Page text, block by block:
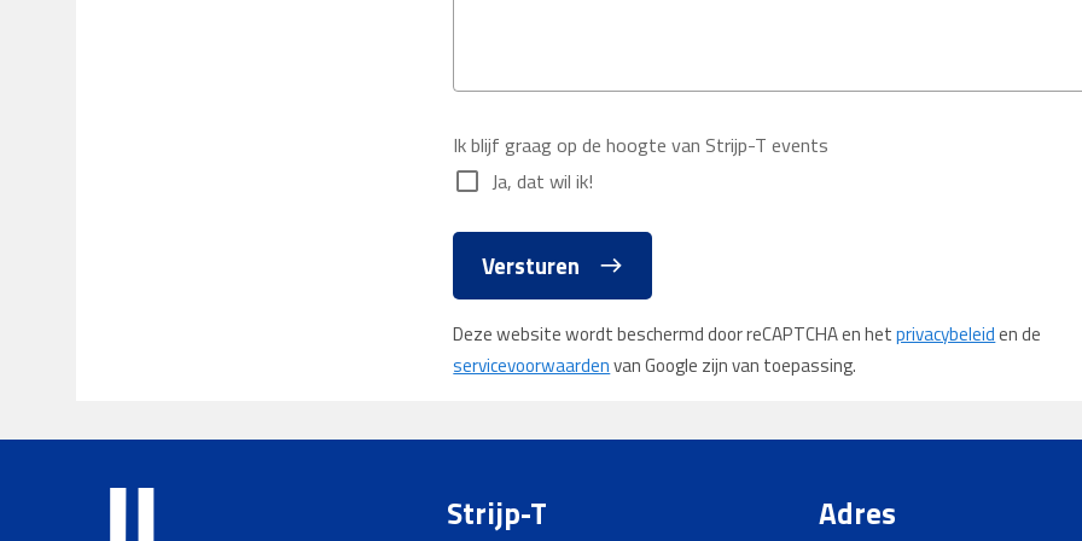
Ik blijf graag op de hoogte van Strijp-T events
check_box_outline_blank Ja, dat wil ik!
Versturen
Deze website wordt beschermd door reCAPTCHA en hetprivacybeleiden de
servicevoorwaardenvan Google zijn van toepassing.
Strijp-T Adres